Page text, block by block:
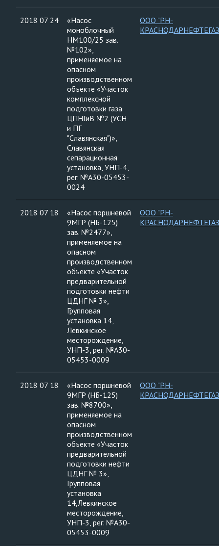
2018 07 24
«Насос
моноблочный
НМ100/25 зав.
№102»,
применяемое на
опасном
производственном
объекте «Участок
комплексной
подготовки газа
ЦПНГиВ №2 (УСН
и ПГ
"Славянская")»,
Славянская
сепарационная
установка, УНП-4,
рег. №А30-05453-
0024
ООО "РН-
2018 07 18
«Насос поршневой
9МГР (НБ-125)
зав. №2477»,
применяемое на
опасном
производственном
объекте «Участок
предварительной
подготовки нефти
ЦДНГ № 3»,
Групповая
установка 14,
Левкинское
месторождение,
УНП-3, рег. №А30-
05453-0009
ООО "РН-
2018 07 18
«Насос поршневой
9МГР (НБ-125)
зав. №8700»,
применяемое на
опасном
производственном
объекте «Участок
предварительной
подготовки нефти
ЦДНГ № 3»,
Групповая
установка
14,Левкинское
месторождение,
УНП-3, рег. №А30-
05453-0009
ООО "РН-